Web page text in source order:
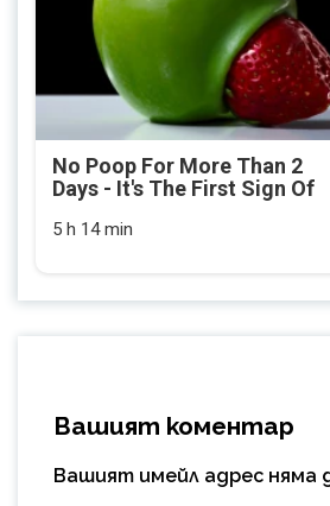
No Poop For More Than 2
Days - It's The First Sign Of
5 h 14 min
Вашият коментар
Вашият имейл адрес няма